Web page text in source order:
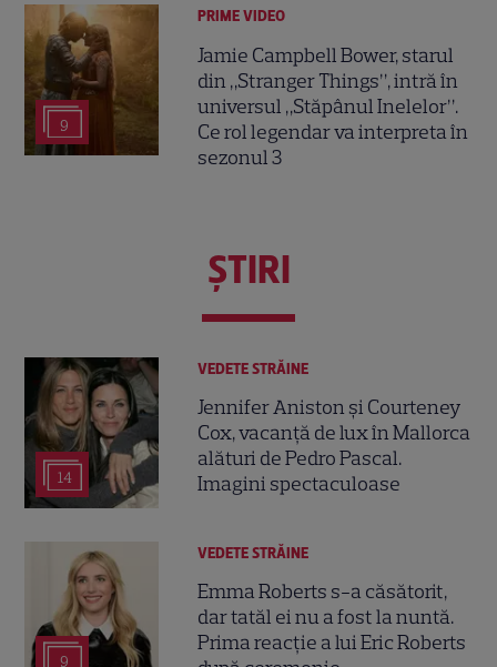
9
PRIME VIDEO
Jamie Campbell Bower, starul
din „Stranger Things”, intră în
universul „Stăpânul Inelelor”.
Ce rol legendar va interpreta în
sezonul 3
ŞTIRI
14
VEDETE STRĂINE
Jennifer Aniston și Courteney
Cox, vacanță de lux în Mallorca
alături de Pedro Pascal.
Imagini spectaculoase
9
VEDETE STRĂINE
Emma Roberts s-a căsătorit,
dar tatăl ei nu a fost la nuntă.
Prima reacție a lui Eric Roberts